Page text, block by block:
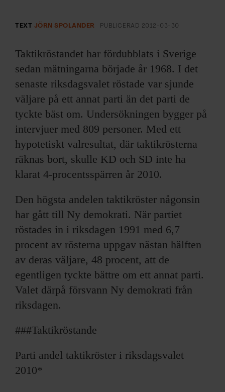
EVENEMANG & RESOR
SHOP
SKRIV I F&F
PRENUMERERA PÅ F&F
ANNONSERA I F&F
OM F&F
TEXT JÖRN SPOLANDER PUBLICERAD 2012-03-30
Taktikröstandet har fördubblats i Sverige
sedan mätningarna började år 1968. I det
senaste riksdagsvalet röstade var sjunde
väljare på ett annat parti än det parti de
tyckte bäst om. Undersökningen bygger på
intervjuer med 809 personer. Med ett
hypotetiskt valresultat, där taktikrösterna
räknas bort, skulle KD och SD inte ha
klarat 4-procentsspärren år 2010.
Den högsta andelen taktikröster någonsin
har gått till Ny demokrati. När partiet
röstades in i riksdagen 1991 med 6,7
procent av rösterna uppgav nästan hälften
av deras väljare, 48 procent, att de
egentligen tyckte bättre om ett annat parti.
Valet därpå försvann Ny demokrati från
riksdagen.
###Taktikröstande
Parti andel taktik­röster i riksdagsvalet
2010*